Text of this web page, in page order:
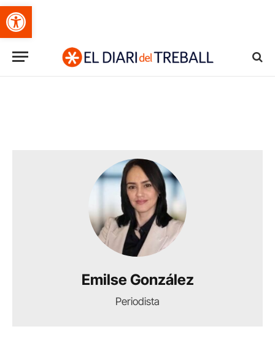
Obre la barra d'eines
Emilse González
Periodista